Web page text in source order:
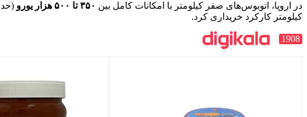
در اروپا، اتوبوس‌های صفر کیلومتر با امکانات کامل بین ۳۵۰ تا ۵۰۰ هزار یورو
کیلومتر کارکرد خریداری کرد.
1908